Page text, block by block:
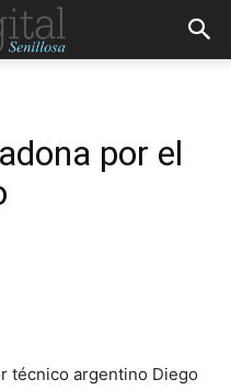
por el
técnico argentino Diego